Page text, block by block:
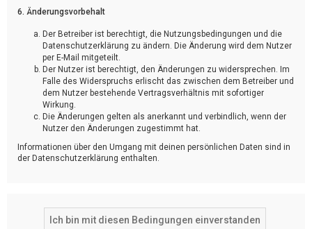
6. Änderungsvorbehalt
Der Betreiber ist berechtigt, die Nutzungsbedingungen und die
Datenschutzerklärung zu ändern. Die Änderung wird dem Nutzer
per E-Mail mitgeteilt.
Der Nutzer ist berechtigt, den Änderungen zu widersprechen. Im
Falle des Widerspruchs erlischt das zwischen dem Betreiber und
dem Nutzer bestehende Vertragsverhältnis mit sofortiger
Wirkung.
Die Änderungen gelten als anerkannt und verbindlich, wenn der
Nutzer den Änderungen zugestimmt hat.
Informationen über den Umgang mit deinen persönlichen Daten sind in
der Datenschutzerklärung enthalten.